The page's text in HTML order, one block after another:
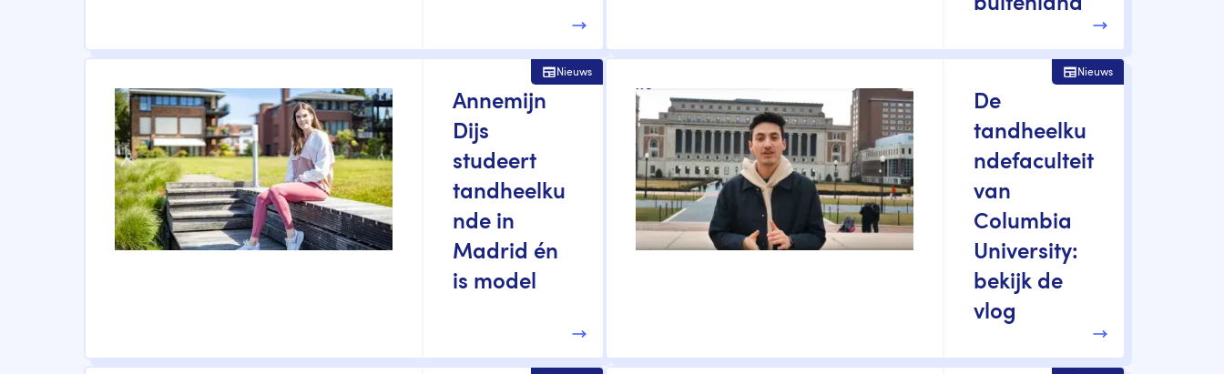
buitenland
Annemijn
Dijs
studeert
tandheelku
nde in
Madrid én
is model
Nieuws
De
tandheelku
ndefaculteit
van
Columbia
University:
bekijk de
vlog
Nieuws